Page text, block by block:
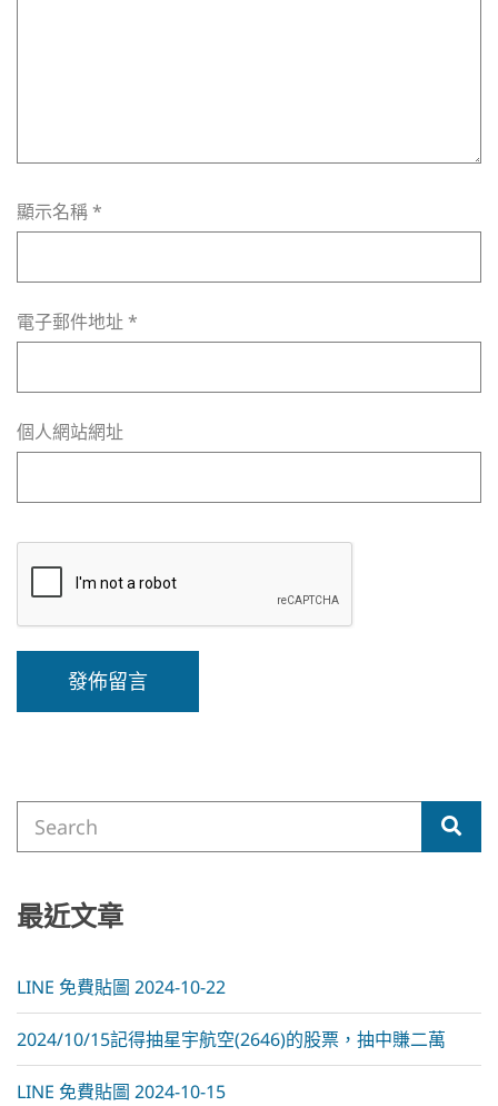
顯示名稱*
電子郵件地址 *
個人網站網址
a
v
for:
最近文章
LINE 免費貼圖 2024-10-22
2024/10/15記得抽星宇航空(2646)的股票，抽中賺二萬
LINE 免費貼圖 2024-10-15